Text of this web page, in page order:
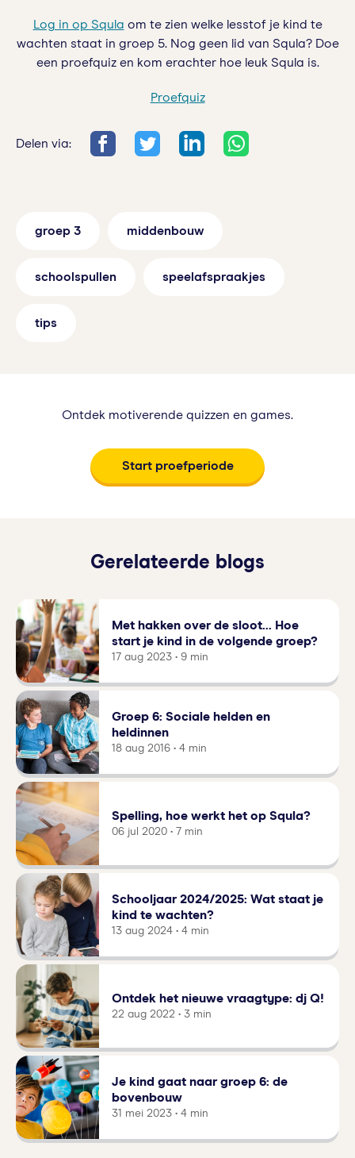
Log in op Squla om te zien welke lesstof je kind te
wachten staat in groep 5. Nog geen lid van Squla? Doe
een proefquiz en kom erachter hoe leuk Squla is.
Proefquiz
Delen via:
groep 3 middenbouw
schoolspullen speelafspraakjes
tips
Ontdek motiverende quizzen en games.
Start proefperiode
Gerelateerde blogs
Met hakken over de sloot... Hoe
start je kind in de volgende groep?
17 aug 2023 • 9 min
Groep 6: Sociale helden en
heldinnen
18 aug 2016 • 4 min
Spelling, hoe werkt het op Squla?
06 jul 2020 • 7 min
Schooljaar 2024/2025: Wat staat je
kind te wachten?
13 aug 2024 • 4 min
Ontdek het nieuwe vraagtype: dj Q!
22 aug 2022 • 3 min
Je kind gaat naar groep 6: de
bovenbouw
31 mei 2023 • 4 min